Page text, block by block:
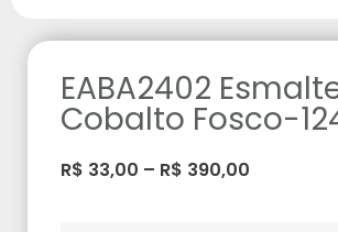
EABA2402
Cobalto Fosco-
R$ 33,00 – R$ 390,00